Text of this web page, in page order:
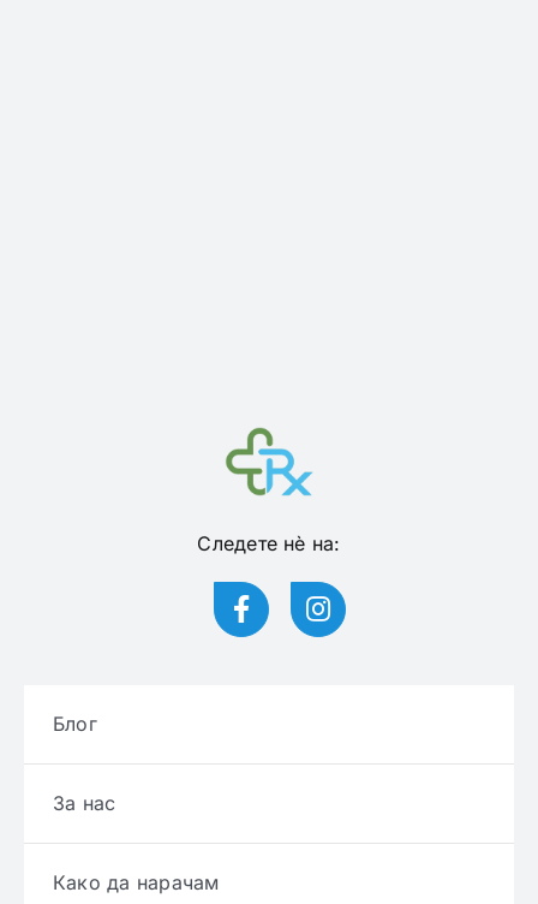
Следете нѐ на:
Блог
За нас
Како да нарачам